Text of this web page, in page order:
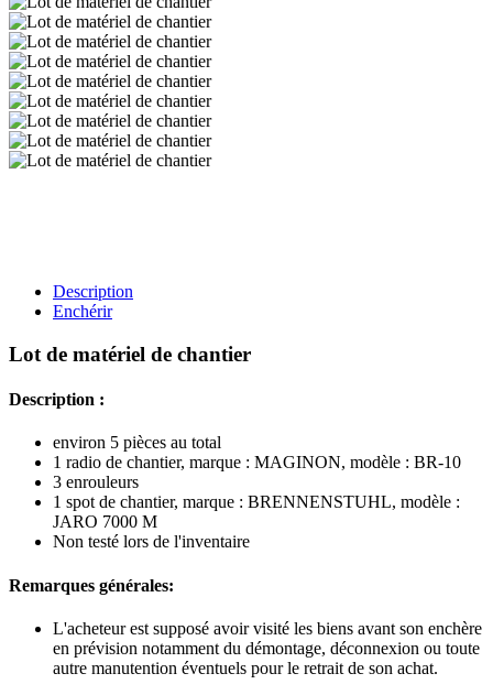
Description
Enchérir
Lot de matériel de chantier
Description :
environ 5 pièces au total
1 radio de chantier, marque : MAGINON, modèle : BR-10
3 enrouleurs
1 spot de chantier, marque : BRENNENSTUHL, modèle :
JARO 7000 M
Non testé lors de l'inventaire
Remarques générales:
L'acheteur est supposé avoir visité les biens avant son enchère
en prévision notamment du démontage, déconnexion ou toute
autre manutention éventuels pour le retrait de son achat.